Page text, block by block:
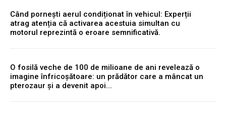
Când pornești aerul condiționat în vehicul: Experții
atrag atenția că activarea acestuia simultan cu
motorul reprezintă o eroare semnificativă.
O fosilă veche de 100 de milioane de ani revelează o
imagine înfricoșătoare: un prădător care a mâncat un
pterozaur și a devenit apoi...